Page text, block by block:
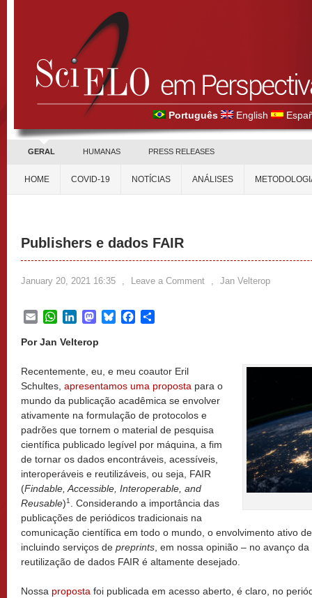
Português English
GERAL HUMANAS PRESS RELEASES
HOME COVID-19 NOTÍCIAS ANÁLISES
Publishers e dados FAIR
January 20, 2021 16:35 , Leave a Comment , Jan Velterop
EmailWhatsApp
LinkedInMastodon
BlueskyFacebook
Por Jan Velterop
Recentemente, eu, e meu coautor Eril
Schultes, apresentamos uma proposta para o
mundo da publicação acadêmica se envolver
ativamente na formulação de protocolos e
padrões que tornem o material de pesquisa
científica publicado legível por máquina, a fim
de tornar os dados encontráveis, acessíveis,
interoperáveis e reutilizáveis, ou seja, FAIR
(Findable, Accessible, Interoperable, and
Reusable)1
. Considerando a importância das
publicações de periódicos tradicionais na
comunicação científica em todo o mundo, o envolvimento ativo
incluindo serviços de preprints , em nossa opinião – no avanço
reutilização de dados FAIR é altamente desejado.
Nossa proposta foi publicada em acesso aberto, é claro, no